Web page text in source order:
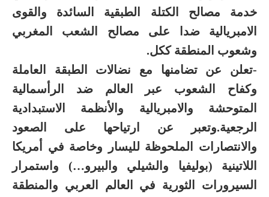
خدمة مصالح الكتلة الطبقية السائدة والقوى
الامبريالية ضدا على مصالح الشعب المغربي
وشعوب المنطقة ككل.
-تعلن عن تضامنها مع نضالات الطبقة العاملة
وكفاح الشعوب عبر العالم ضد الرأسمالية
المتوحشة والامبريالية والأنظمة الاستبدادية
الرجعية.وتعبر عن ارتياحها على الصعود
والانتصارات الملحوظة لليسار وخاصة في أمريكا
اللاتينية (بوليفيا والشيلي والبيرو…) واستمرار
السيرورات الثورية في العالم العربي والمنطقة